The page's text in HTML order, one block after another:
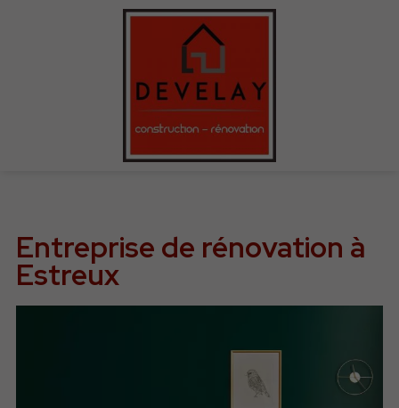
Entreprise de rénovation à
Estreux